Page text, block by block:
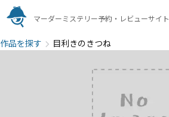
マーダーミステリー予約・レビューサイト
作品を探す 目利きのきつね